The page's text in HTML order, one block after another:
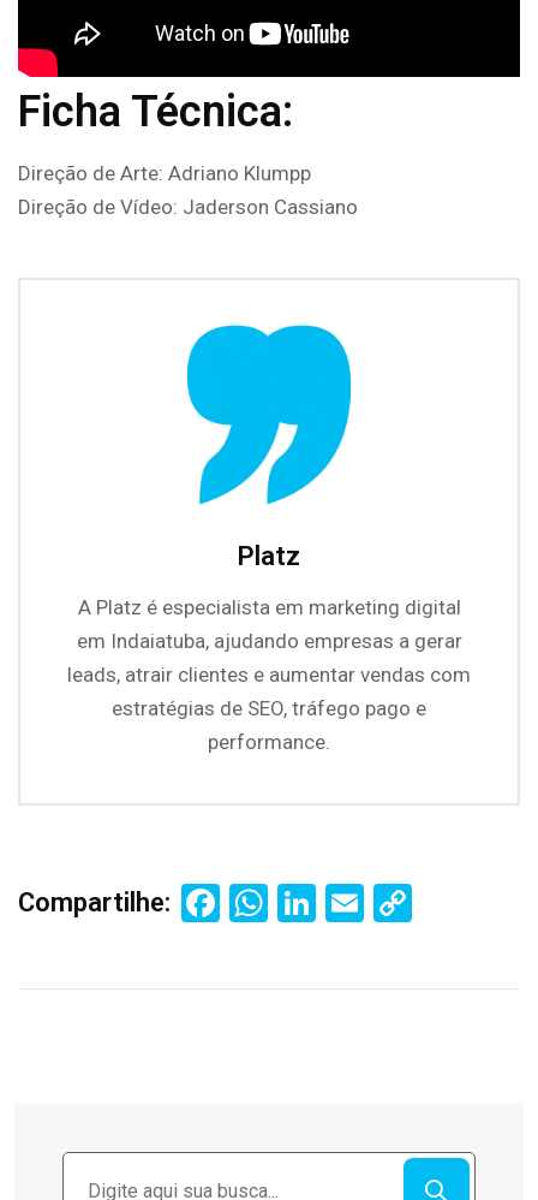
Ficha Técnica:
Direção de Arte: Adriano Klumpp
Direção de Vídeo: Jaderson Cassiano
Platz
A Platz é especialista em marketing digital
em Indaiatuba, ajudando empresas a gerar
leads, atrair clientes e aumentar vendas com
estratégias de SEO, tráfego pago e
performance.
Compartilhe: Facebook
WhatsApp
LinkedIn
Email